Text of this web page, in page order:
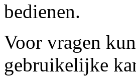
bedienen.
Voor vragen
gebruikelijke